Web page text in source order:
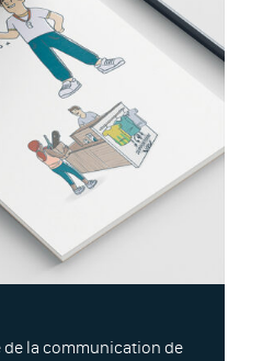
de la communication de